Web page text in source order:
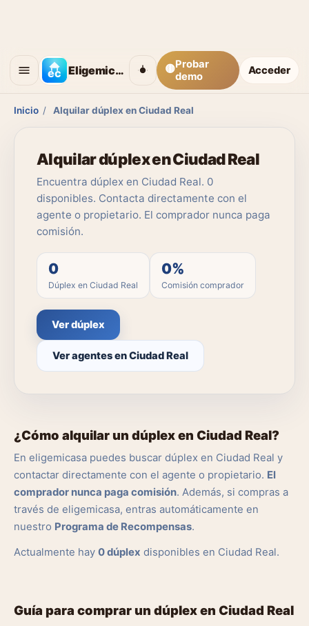
Eligemicasa 🟡Probar
demo
Acceder
Inicio / Alquilar dúplex en Ciudad Real
Alquilar dúplex en Ciudad Real
Encuentra dúplex en Ciudad Real. 0
disponibles. Contacta directamente con el
agente o propietario. El comprador nunca paga
comisión.
0
Dúplex en Ciudad Real
0%
Comisión comprador
Ver dúplex
Ver agentes en Ciudad Real
¿Cómo alquilar un dúplex en Ciudad Real?
En eligemicasa puedes buscar dúplex en Ciudad Real y
contactar directamente con el agente o propietario. El
comprador nunca paga comisión. Además, si compras a
través de eligemicasa, entras automáticamente en
nuestro Programa de Recompensas.
Actualmente hay 0 dúplex disponibles en Ciudad Real.
Guía para comprar un dúplex en Ciudad Real